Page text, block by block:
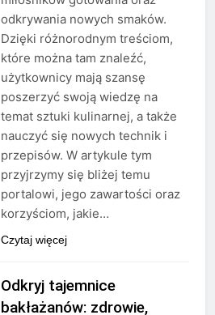
odkrywania nowych smaków.
Dzięki różnorodnym treściom,
które można tam znaleźć,
użytkownicy mają szansę
poszerzyć swoją wiedzę na
temat sztuki kulinarnej, a także
nauczyć się nowych technik i
przepisów. W artykule tym
przyjrzymy się bliżej temu
portalowi, jego zawartości oraz
korzyściom, jakie…
Czytaj więcej
Odkryj tajemnice
bakłażanów: zdrowie,